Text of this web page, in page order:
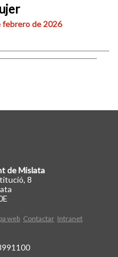
febrero de 2026
de Mislata
8
web Contactar Intranet